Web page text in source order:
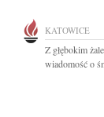
KATOWICE
Z głębokim
wiadomość o